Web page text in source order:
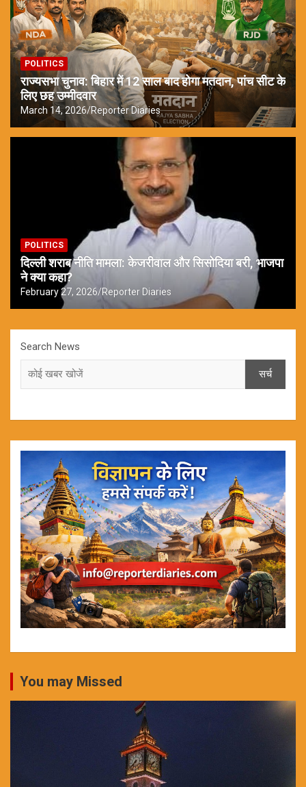
POLITICS
राज्यसभा चुनाव: बिहार में 12 साल बाद होगा मतदान, पांच सीट के
लिए छह उम्मीदवार
March 14, 2026 Reporter Diaries
POLITICS
दिल्ली शराब नीति मामला: केजरीवाल और सिसोदिया बरी, भाजपा
ने क्या कहा?
February 27, 2026 Reporter Diaries
Search News
सर्च
You may Missed